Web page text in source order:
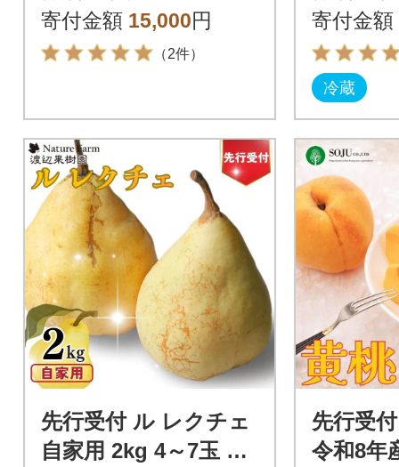
ルーツガーデン【015
S068】
寄付金額 15,000円
（2件）
0】
寄付金額
冷蔵
先行受付 ル レクチェ
自家用 2kg 4～7玉 西
先行受
令和8年